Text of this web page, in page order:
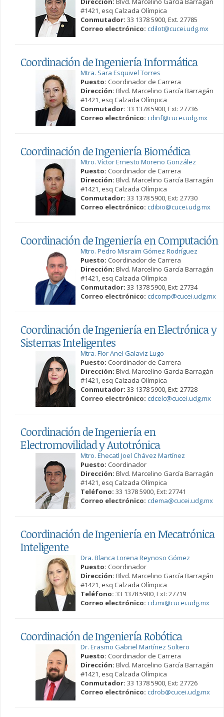
#1421, esq Calzada Olímpica
Conmutador: 33 1378 5900, Ext. 27785
Correo electrónico: cdilot@cucei.udg.mx
Coordinación de Ingeniería Informática
Mtra. Sara Esquivel Torres
Puesto: Coordinador de Carrera
Dirección: Blvd. Marcelino García Barragán
#1421, esq Calzada Olímpica
Conmutador: 33 1378 5900, Ext: 27736
Correo electrónico: cdinf@cucei.udg.mx
Coordinación de Ingeniería Biomédica
Mtro. Víctor Ernesto Moreno González
Puesto: Coordinador de Carrera
Dirección: Blvd. Marcelino García Barragán
#1421, esq Calzada Olímpica
Conmutador: 33 1378 5900, Ext: 27730
Correo electrónico: cdibio@cucei.udg.mx
Coordinación de Ingeniería en Computación
Mtro. Pedro Misraim Gómez Rodríguez
Puesto: Coordinador de Carrera
Dirección: Blvd. Marcelino García Barragán
#1421, esq Calzada Olímpica
Conmutador: 33 1378 5900, Ext: 27734
Correo electrónico: cdcomp@cucei.udg.mx
Coordinación de Ingeniería en Electrónica y
Sistemas Inteligentes
Mtra. Flor Anel Galaviz Lugo
Puesto: Coordinador de Carrera
Dirección: Blvd. Marcelino García Barragán
#1421, esq Calzada Olímpica
Conmutador: 33 1378 5900, Ext: 27728
Correo electrónico: cdcelc@cucei.udg.mx
Coordinación de Ingeniería en
Electromovilidad y Autotrónica
Mtro. Ehecatl Joel Chávez Martínez
Puesto: Coordinador
Dirección: Blvd. Marcelino García Barragán
#1421, esq Calzada Olímpica
Teléfono: 33 1378 5900, Ext: 27741
Correo electrónico: cdema@cucei.udg.mx
Coordinación de Ingeniería en Mecatrónica
Inteligente
Dra. Blanca Lorena Reynoso Gómez
Puesto: Coordinador
Dirección: Blvd. Marcelino García Barragán
#1421, esq Calzada Olímpica
Teléfono: 33 1378 5900, Ext: 27719
Correo electrónico: cd.imi@cucei.udg.mx
Coordinación de Ingeniería Robótica
Dr. Erasmo Gabriel Martínez Soltero
Puesto: Coordinador de Carrera
Dirección: Blvd. Marcelino García Barragán
#1421, esq Calzada Olímpica
Conmutador: 33 1378 5900, Ext: 27726
Correo electrónico: cdrob@cucei.udg.mx